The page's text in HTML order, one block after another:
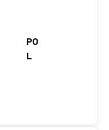
PO
L